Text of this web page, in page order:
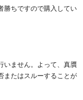
勝ちですので購入してい
いません。よって、真贋
またはスルーすることが